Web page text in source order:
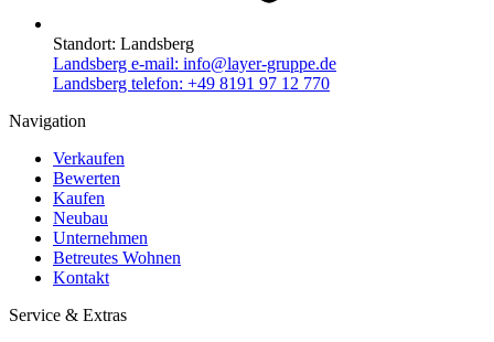
Standort: Landsberg
Landsberg e-mail: info@layer-gruppe.de
Landsberg telefon: +49 8191 97 12 770
Navigation
Verkaufen
Bewerten
Kaufen
Neubau
Unternehmen
Betreutes Wohnen
Kontakt
Service & Extras